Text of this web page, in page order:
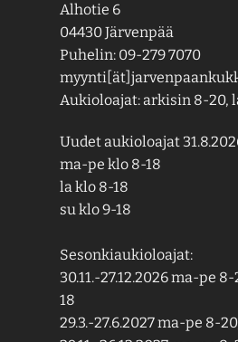
Alhotie 6
04430 Järvenpää
Puhelin: 09-279 7070
Aukioloajat: arkisin 8-20,
Uudet aukioloajat
ma-pe klo 8-18
la klo 8-18
su klo 9-18
Sesonkiaukioloajat:
30.11.-27.12.2026 ma-pe
18
29.3.-27.6.2027 ma-pe 8-